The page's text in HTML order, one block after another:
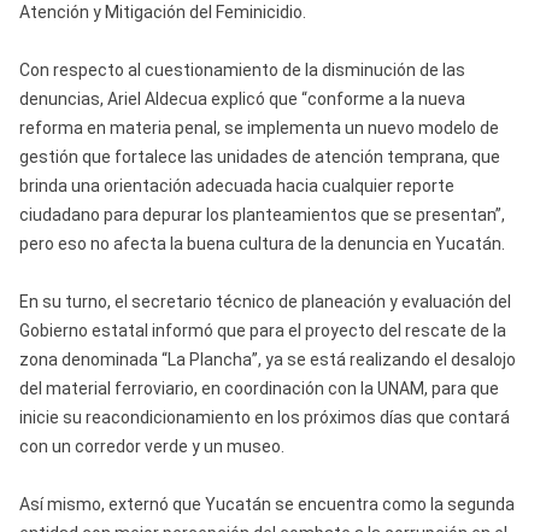
Atención y Mitigación del Feminicidio.
Con respecto al cuestionamiento de la disminución de las
denuncias, Ariel Aldecua explicó que “conforme a la nueva
reforma en materia penal, se implementa un nuevo modelo de
gestión que fortalece las unidades de atención temprana, que
brinda una orientación adecuada hacia cualquier reporte
ciudadano para depurar los planteamientos que se presentan”,
pero eso no afecta la buena cultura de la denuncia en Yucatán.
En su turno, el secretario técnico de planeación y evaluación del
Gobierno estatal informó que para el proyecto del rescate de la
zona denominada “La Plancha”, ya se está realizando el desalojo
del material ferroviario, en coordinación con la UNAM, para que
inicie su reacondicionamiento en los próximos días que contará
con un corredor verde y un museo.
Así mismo, externó que Yucatán se encuentra como la segunda